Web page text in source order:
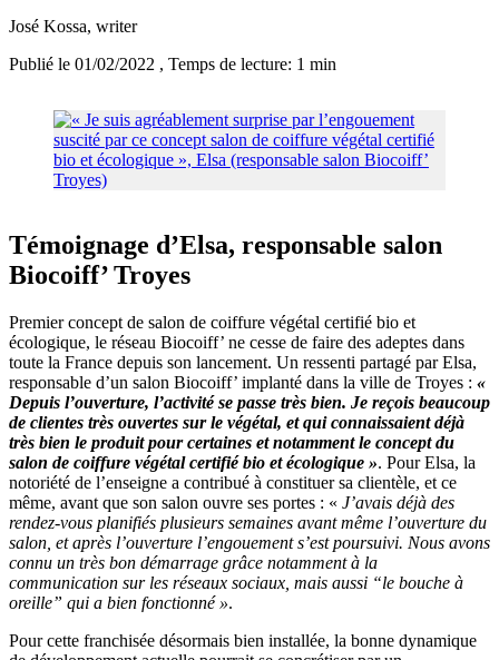
José Kossa, writer
Publié le 01/02/2022 , Temps de lecture: 1 min
Témoignage d’Elsa, responsable salon
Biocoiff’ Troyes
Premier concept de salon de coiffure végétal certifié bio et
écologique, le réseau Biocoiff’ ne cesse de faire des adeptes dans
toute la France depuis son lancement. Un ressenti partagé par Elsa,
responsable d’un salon Biocoiff’ implanté dans la ville de Troyes : «
Depuis l’ouverture, l’activité se passe très bien. Je reçois beaucoup
de clientes très ouvertes sur le végétal, et qui connaissaient déjà
très bien le produit pour certaines et notamment le concept du
salon de coiffure végétal certifié bio et écologique ». Pour Elsa, la
notoriété de l’enseigne a contribué à constituer sa clientèle, et ce
même, avant que son salon ouvre ses portes : « J’avais déjà des
rendez-vous planifiés plusieurs semaines avant même l’ouverture du
salon, et après l’ouverture l’engouement s’est poursuivi. Nous avons
connu un très bon démarrage grâce notamment à la
communication sur les réseaux sociaux, mais aussi “le bouche à
oreille” qui a bien fonctionné ».
Pour cette franchisée désormais bien installée, la bonne dynamique